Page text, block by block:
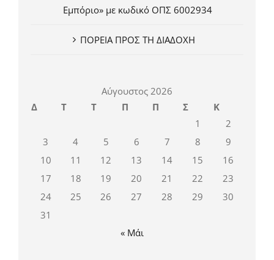
Εμπόριο» με κωδικό ΟΠΣ 6002934
ΠΟΡΕΙΑ ΠΡΟΣ ΤΗ ΔΙΑΔΟΧΗ
Αύγουστος 2026
Δ
Τ Τ Π Π Σ
Κ
1
2
3
4 5 6 7 8
9
10
11 12 13 14 15
16
17
18 19 20 21 22
23
24
25 26 27 28 29
30
31
« Μάι